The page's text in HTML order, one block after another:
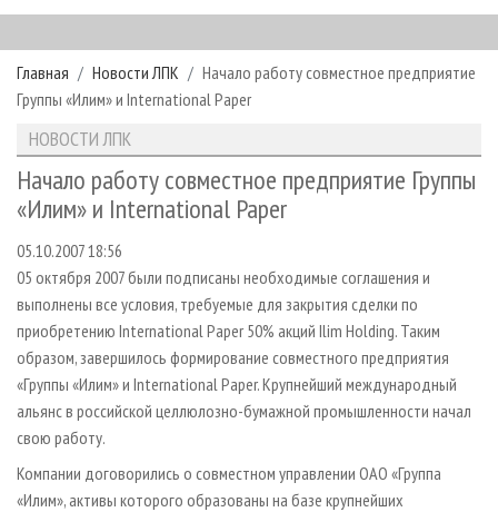
ГЛАВНАЯ
РУБРИКИ И ТЕМЫ
РУБРИКИ ЖУРНАЛА
ЛЕСОЗАГОТОВКА
ЛЕСОПИЛЕНИЕ
СУШКА ДРЕВЕСИНЫ
ПРОИЗВОДСТВО ДРЕВЕСНЫХ ПЛИТ
ДЕРЕВЯННОЕ ДОМОСТРОЕНИЕ
ПРОИЗВОДСТВО МЕБЕЛИ
БИОЭНЕРГЕТИКА
ИНСТРУМЕНТ И МАТЕРИАЛЫ
НОВОСТИ
НОВОСТИ ЛПК
НОВОСТИ ЖУРНАЛА
ПРОЕКТЫ ЛПИ
АНАЛИТИКА
ПРЕДПРИЯТИЯ ЛПК
ПЕРСОНЫ
МОБИЛЬНЫЕ ВЫСТАВКИ
ОФИЦИАЛЬНЫЕ ДЕЛЕГАЦИИ
ПРИОРИТЕТНЫЕ ИНВЕСТПРОЕКТЫ
RUSSIAN FORESTRY REVIEW
БИБЛИОТЕКА СПЕЦИАЛИСТА
АРХИВ ЖУРНАЛОВ
О ЖУРНАЛЕ
ПОДПИСКА
КОНТАКТЫ
РЕКЛАМОДАТЕЛЯМ
РЕКЛАМА
РЕКЛАМА НА САЙТЕ
Главная Новости ЛПК
Начало работу совместное предприятие
Группы «Илим» и International Paper
НОВОСТИ ЛПК
Начало работу совместное предприятие Группы
«Илим» и International Paper
05.10.2007 18:56
05 октября 2007 были подписаны необходимые соглашения и
выполнены все условия, требуемые для закрытия сделки по
приобретению International Paper 50% акций Ilim Holding. Таким
образом, завершилось формирование совместного предприятия
«Группы «Илим» и International Paper. Крупнейший международный
альянс в российской целлюлозно-бумажной промышленности начал
свою работу.
Компании договорились о совместном управлении ОАО «Группа
«Илим», активы которого образованы на базе крупнейших